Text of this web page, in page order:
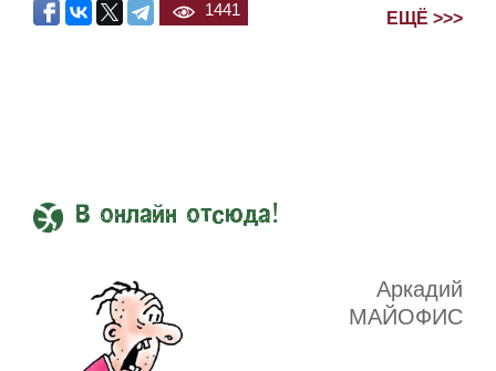
1441 ЕЩЁ >>>
В онлайн отсюда!
Аркадий
МАЙОФИС